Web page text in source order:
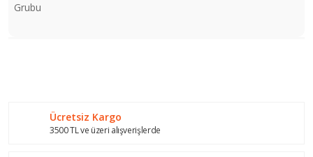
Grubu
Ürün resmi kalitesiz, bozuk veya görüntülenemiyor.
Ücretsiz Kargo
3500 TL ve üzeri alışverişlerde